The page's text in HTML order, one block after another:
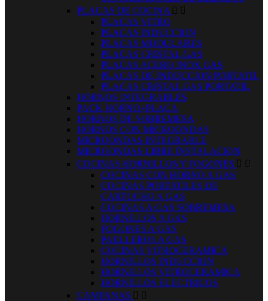
PLACAS DE COCINA  
PLACAS VITRO
PLACAS INDUCCION
PLACAS MODULARES
PLACAS CRISTAL GAS
PLACAS ACERO INOX GAS
PLACAS DE INDUCCION PORTATIL
PLACAS CRISTAL GAS PORTATIL
HORNOS INTEGRABLES
PACK HORNO+PLACA
HORNOS DE SOBREMESA
HORNOS CON MICROONDAS
MICROONDAS INTEGRABLE
MICROONDAS LIBRE INSTALACION
COCINAS HORNILLOS Y FOGONES  
COCINAS CON HORNO A GAS
COCINAS PORTATILES DE
CARTUCHO A GAS
COCINAS A GAS SOBREMESA
HORNILLOS A GAS
FOGONES A GAS
PAELLEROS A GAS
COCINAS VITROCERAMICA
HORNILLOS INDUCCION
HORNILLOS VITROCERAMICA
HORNILLOS ELECTRICOS
CAMPANAS  